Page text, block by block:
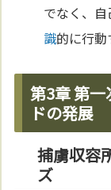
でなく、
識的に行動
第3章 第
ドの発展
捕虜収容
ズ